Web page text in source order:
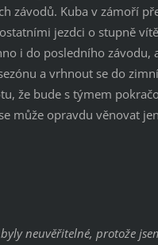
závodů. Kuba v zámoří
jezdci o stupně
i do posledního závodu,
a vrhnout se do
že bude s týmem
může opravdu věnovat
neuvěřitelné, protože